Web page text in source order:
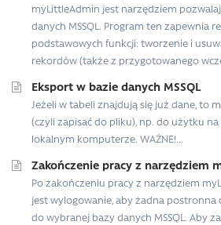
myLittleAdmin jest narzędziem
danych MSSQL. Program ten zapewnia
podstawowych funkcji: tworzenie i
rekordów (także z przygotowanego
Eksport w bazie danych MSSQL
Jeżeli w tabeli znajdują się już dane, to
(czyli zapisać do pliku), np. do użytku
lokalnym komputerze. WAŻNE!...
Zakończenie pracy z narzędziem
Po zakończeniu pracy z narzędziem
jest wylogowanie, aby żadna postronna
do wybranej bazy danych MSSQL. Aby